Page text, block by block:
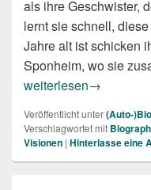
als ihre Geschwister,
lernt sie schnell,
Jahre alt ist schicken
Sponheim, wo sie
Rezension: Heike
weiterlesen→
Veröffentlicht unter(Auto-
Verschlagwortet mit
Visionen | Hinterlasse eine